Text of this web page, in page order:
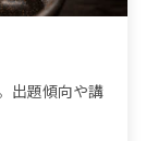
出題傾向や講